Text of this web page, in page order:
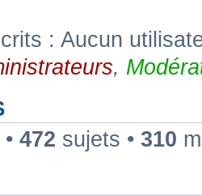
: Aucun
,
472 sujets • 310